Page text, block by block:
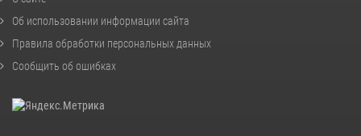
Об использовании информации сайта
Правила обработки персональных данных
Сообщить об ошибках